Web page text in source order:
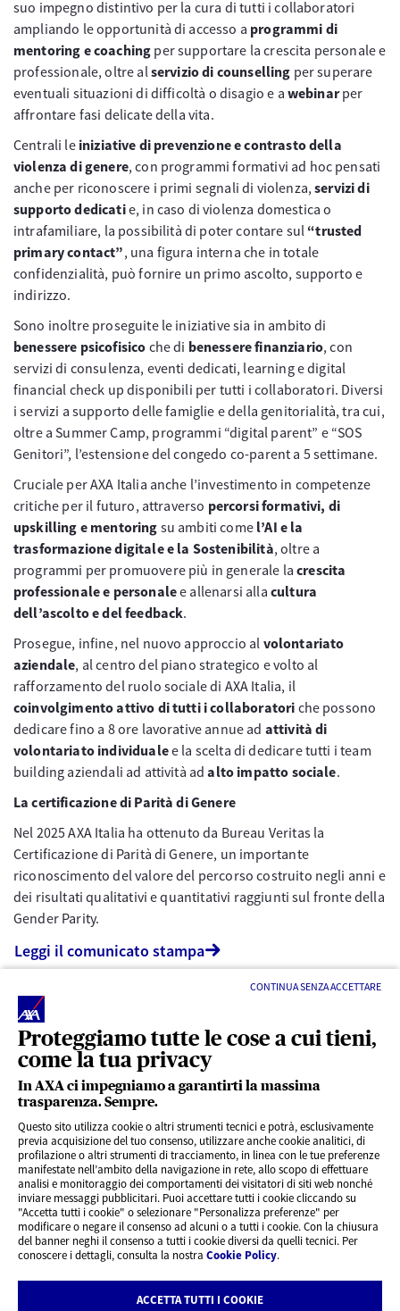
Proteggiamo tutte le cose a cui tieni,
come la tua privacy
In AXA ci impegniamo a garantirti la massima
trasparenza. Sempre.
Questo sito utilizza cookie o altri strumenti tecnici e potrà, esclusivamente
previa acquisizione del tuo consenso, utilizzare anche cookie analitici, di
profilazione o altri strumenti di tracciamento, in linea con le tue preferenze
manifestate nell’ambito della navigazione in rete, allo scopo di effettuare
analisi e monitoraggio dei comportamenti dei visitatori di siti web nonché
inviare messaggi pubblicitari. Puoi accettare tutti i cookie cliccando su
"Accetta tutti i cookie" o selezionare "Personalizza preferenze" per
modificare o negare il consenso ad alcuni o a tutti i cookie. Con la chiusura
del banner neghi il consenso a tutti i cookie diversi da quelli tecnici. Per
conoscere i dettagli, consulta la nostra Cookie Policy.
CONTINUA SENZA ACCETTARE
ACCETTA TUTTI I COOKIE
suo impegno distintivo per la cura di tutti i collaboratori
ampliando le opportunità di accesso a programmi di
mentoring e coaching per supportare la crescita personale e
professionale, oltre al servizio di counselling per superare
eventuali situazioni di difficoltà o disagio e a webinarper
affrontare fasi delicate della vita.
Centrali le iniziative di prevenzione e contrasto della
violenza di genere, con programmi formativi ad hoc pensati
anche per riconoscere i primi segnali di violenza,servizi di
supporto dedicatie, in caso di violenza domestica o
intrafamiliare, la possibilità di poter contare sul “trusted
primary contact”, una figura interna che in totale
confidenzialità, può fornire un primo ascolto, supporto e
indirizzo.
Sono inoltre proseguite le iniziative sia in ambito di
benessere psicofisico che di benessere finanziario, con
servizi di consulenza, eventi dedicati, learning e digital
financial check up disponibili per tutti i collaboratori. Diversi
i servizi a supporto delle famiglie e della genitorialità, tra cui,
oltre a Summer Camp, programmi “digital parent” e “SOS
Genitori”, l’estensione del congedo co-parent a 5 settimane.
Cruciale per AXA Italia anche l’investimento in competenze
critiche per il futuro, attraverso percorsi formativi, di
upskilling e mentoring su ambiti come l’AI e la
trasformazione digitale e la Sostenibilità, oltre a
programmi per promuovere più in generale lacrescita
professionale e personalee allenarsi alla cultura
dell’ascolto e del feedback.
Prosegue, infine, nel nuovo approccio al volontariato
aziendale, al centro del piano strategico e volto al
rafforzamento del ruolo sociale di AXA Italia, il
coinvolgimento attivo di tutti i collaboratori che possono
dedicare fino a 8 ore lavorative annue ad attività di
volontariato individualee la scelta di dedicare tutti i team
building aziendali ad attività adalto impatto sociale.
La certificazione di Parità di Genere
Nel 2025 AXA Italia ha ottenuto da Bureau Veritas la
Certificazione di Parità di Genere, un importante
riconoscimento del valore del percorso costruito negli anni e
dei risultati qualitativi e quantitativi raggiunti sul fronte della
Gender Parity.
Leggi il comunicato stampa
CONTENUTI INTERESSANTI
BLOG
Privacy